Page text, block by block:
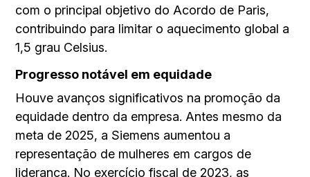
com o principal objetivo do Acordo de Paris,
contribuindo para limitar o aquecimento global a
1,5 grau Celsius.
Progresso notável em equidade
Houve avanços significativos na promoção da
equidade dentro da empresa. Antes mesmo da
meta de 2025, a Siemens aumentou a
representação de mulheres em cargos de
liderança. No exercício fiscal de 2023, as